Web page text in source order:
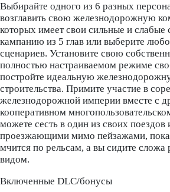
Выбирайте одного из 6 разных
возглавить свою железнодорожную
которых имеет свои сильные и слабые
кампанию из 5 глав или выберите
сценариев. Установите свою
полностью настраиваемом режиме
постройте идеальную
строительства. Примите участие в
железнодорожной империи вместе с
кооперативном
можете сесть в один из своих поездов
проезжающими мимо пейзажами,
мчится по рельсам, а вы сидите сложа
видом.
Включенные DLC/бонусы